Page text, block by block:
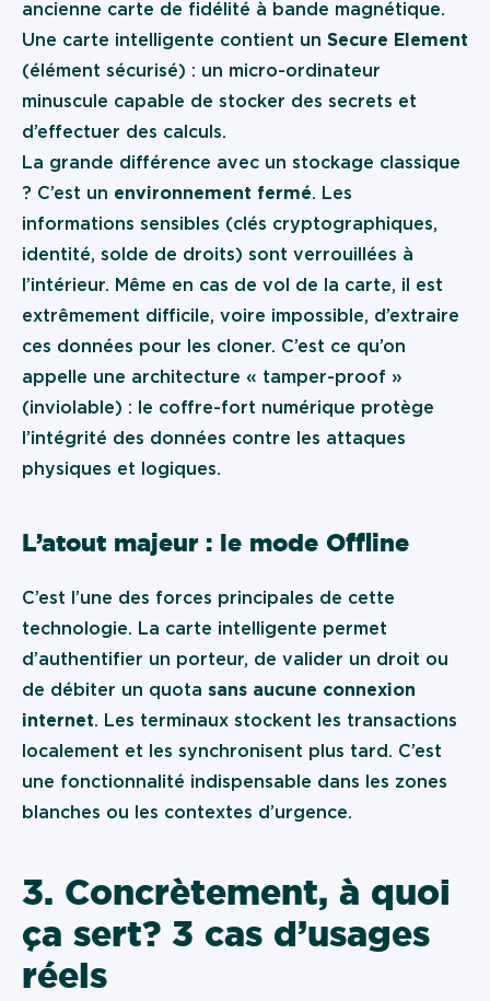
ancienne carte de fidélité à bande magnétique.
Une carte intelligente contient un Secure Element
(élément sécurisé) : un micro-ordinateur
minuscule capable de stocker des secrets et
d’effectuer des calculs.
La grande différence avec un stockage classique
? C’est un environnement fermé. Les
informations sensibles (clés cryptographiques,
identité, solde de droits) sont verrouillées à
l’intérieur. Même en cas de vol de la carte, il est
extrêmement difficile, voire impossible, d’extraire
ces données pour les cloner. C’est ce qu’on
appelle une architecture « tamper-proof »
(inviolable) : le coffre-fort numérique protège
l’intégrité des données contre les attaques
physiques et logiques.
L’atout majeur : le mode Offline
C’est l’une des forces principales de cette
technologie. La carte intelligente permet
d’authentifier un porteur, de valider un droit ou
de débiter un quota sans aucune connexion
internet. Les terminaux stockent les transactions
localement et les synchronisent plus tard. C’est
une fonctionnalité indispensable dans les zones
blanches ou les contextes d’urgence.
3. Concrètement, à quoi
ça sert ? 3 cas d’usages
réels